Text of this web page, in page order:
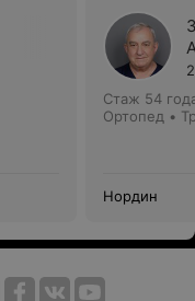
Стаж 54
Ортопед •
Нордин